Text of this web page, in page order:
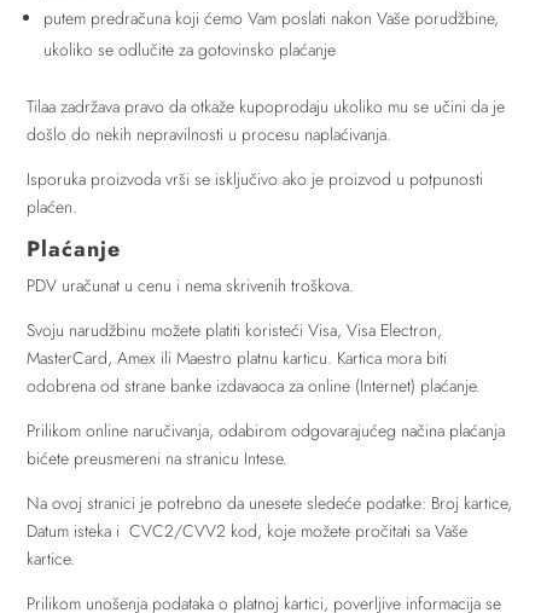
putem predračuna koji ćemo Vam poslati nakon Vaše porudžbine,
ukoliko se odlučite za gotovinsko plaćanje
Tilaa zadržava pravo da otkaže kupoprodaju ukoliko mu se učini da je
došlo do nekih nepravilnosti u procesu naplaćivanja.
Isporuka proizvoda vrši se isključivo ako je proizvod u potpunosti
plaćen.
Plaćanje
PDV uračunat u cenu i nema skrivenih troškova.
Svoju narudžbinu možete platiti koristeći Visa, Visa Electron,
MasterCard, Amex ili Maestro platnu karticu. Kartica mora biti
odobrena od strane banke izdavaoca za online (Internet) plaćanje.
Prilikom online naručivanja, odabirom odgovarajućeg načina plaćanja
bićete preusmereni na stranicu Intese.
Na ovoj stranici je potrebno da unesete sledeće podatke: Broj kartice,
Datum isteka i CVC2/CVV2 kod, koje možete pročitati sa Vaše
kartice.
Prilikom unošenja podataka o platnoj kartici, poverljive informacija se